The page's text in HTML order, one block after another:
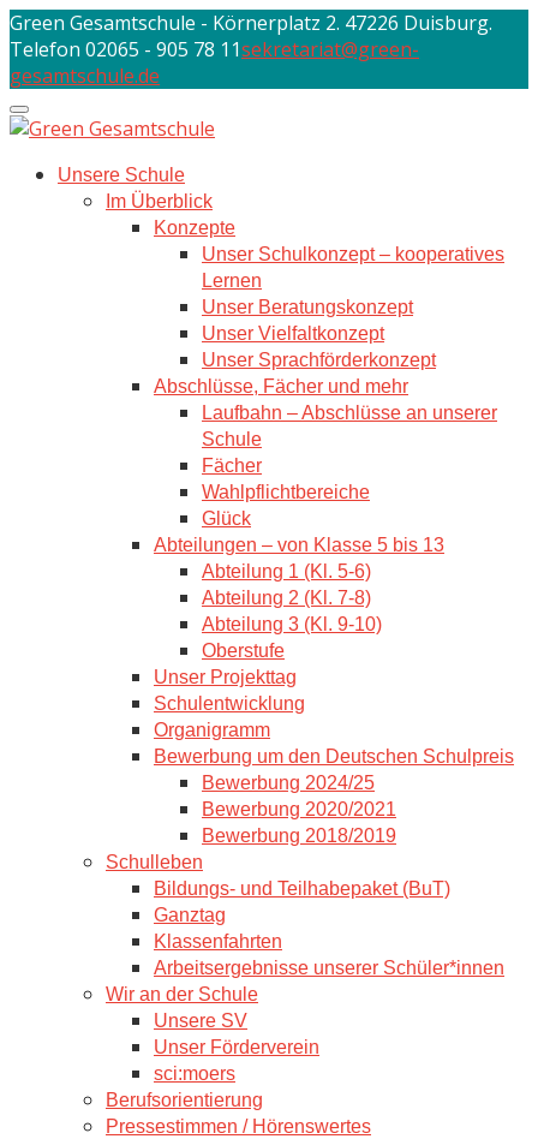
Skip
to
content
Green Gesamtschule - Körnerplatz 2. 47226 Duisburg.
Telefon 02065 - 905 78 11sekretariat@green-
gesamtschule.de
Unsere Schule
Im Überblick
Konzepte
Unser Schulkonzept – kooperatives
Lernen
Unser Beratungskonzept
Unser Vielfaltkonzept
Unser Sprachförderkonzept
Abschlüsse, Fächer und mehr
Laufbahn – Abschlüsse an unserer
Schule
Fächer
Wahlpflichtbereiche
Glück
Abteilungen – von Klasse 5 bis 13
Abteilung 1 (Kl. 5-6)
Abteilung 2 (Kl. 7-8)
Abteilung 3 (Kl. 9-10)
Oberstufe
Unser Projekttag
Schulentwicklung
Organigramm
Bewerbung um den Deutschen Schulpreis
Bewerbung 2024/25
Bewerbung 2020/2021
Bewerbung 2018/2019
Schulleben
Bildungs- und Teilhabepaket (BuT)
Ganztag
Klassenfahrten
Arbeitsergebnisse unserer Schüler*innen
Wir an der Schule
Unsere SV
Unser Förderverein
sci:moers
Berufsorientierung
Pressestimmen / Hörenswertes